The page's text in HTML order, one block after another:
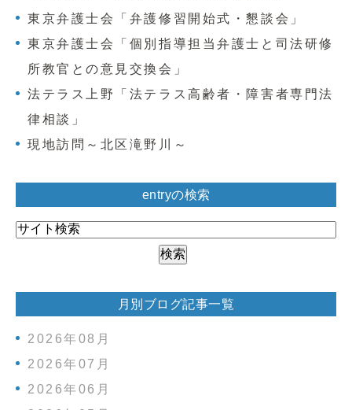
東京弁護士会「弁護修習開始式・懇談会」
東京弁護士会「個別指導担当弁護士と司法研修
所教官との意見交換会」
法テラス上野「法テラス高齢者・障害者専門法
律相談」
現地訪問～北区滝野川～
entryの検索
月別ブログ記事一覧
2026年08月
2026年07月
2026年06月